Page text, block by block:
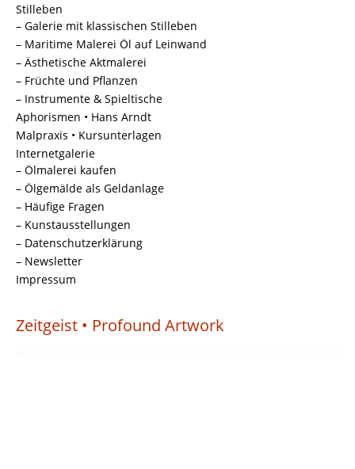
Stilleben
– Galerie mit klassischen Stilleben
– Maritime Malerei Öl auf Leinwand
– Ästhetische Aktmalerei
– Früchte und Pflanzen
– Instrumente & Spieltische
Aphorismen • Hans Arndt
Malpraxis • Kursunterlagen
Internetgalerie
– Ölmalerei kaufen
– Ölgemälde als Geldanlage
– Häufige Fragen
– Kunstausstellungen
– Datenschutzerklärung
– Newsletter
Impressum
Zeitgeist • Profound Artwork